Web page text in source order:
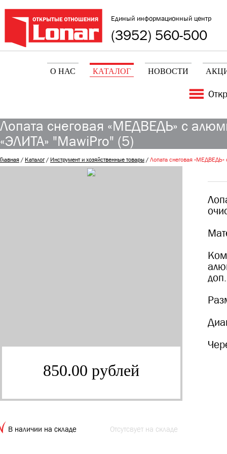
Единый информационный центр
(3952) 560-500
О НАС КАТАЛОГ НОВОСТИ
Лопата снеговая «МЕДВЕДЬ» с
«ЭЛИТА» "MawiPro" (5)
Главная/ Каталог/ Инструмент и хозяйственные товары/Лопата снеговая
850.00 рублей
В наличии на складе Отсутсвует на складе